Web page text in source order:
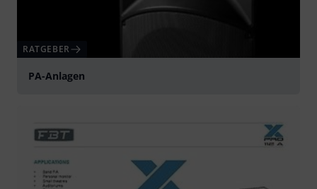
RATGEBER
PA-Anlagen